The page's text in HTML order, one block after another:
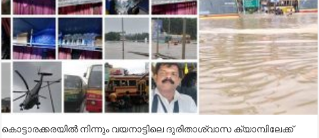
കൊട്ടാരക്കരയിൽ നിന്നും വയനാട്ടിലെ ദുരിതാശ്വാസ ക്യാമ്പിലേക്ക്